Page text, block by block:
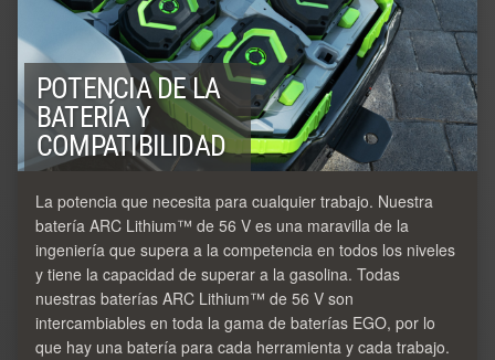
POTENCIA DE LA
BATERÍA Y
COMPATIBILIDAD
La potencia que necesita para cualquier trabajo. Nuestra
batería ARC Lithium™ de 56 V es una maravilla de la
ingeniería que supera a la competencia en todos los niveles
y tiene la capacidad de superar a la gasolina. Todas
nuestras baterías ARC Lithium™ de 56 V son
intercambiables en toda la gama de baterías EGO, por lo
que hay una batería para cada herramienta y cada trabajo.